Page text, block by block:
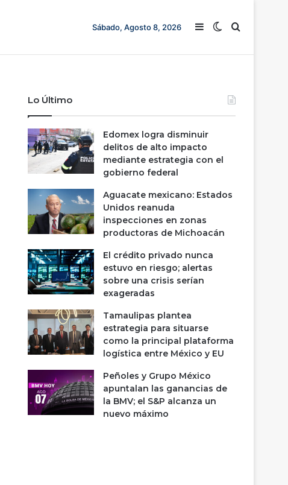
Sábado, Agosto 8, 2026 Barra lateral
Switch skin
Buscar
Lo Último
Edomex logra disminuir
delitos de alto impacto
mediante estrategia con el
gobierno federal
Aguacate mexicano: Estados
Unidos reanuda
inspecciones en zonas
productoras de Michoacán
El crédito privado nunca
estuvo en riesgo; alertas
sobre una crisis serían
exageradas
Tamaulipas plantea
estrategia para situarse
como la principal plataforma
logística entre México y EU
Peñoles y Grupo México
apuntalan las ganancias de
la BMV; el S&P alcanza un
nuevo máximo